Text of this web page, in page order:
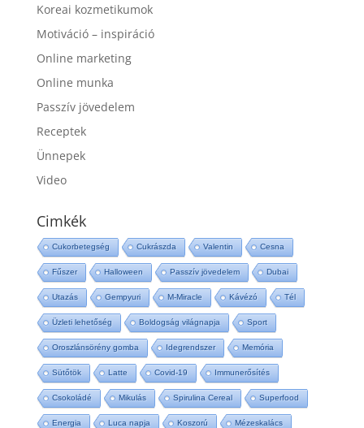
Koreai kozmetikumok
Motiváció – inspiráció
Online marketing
Online munka
Passzív jövedelem
Receptek
Ünnepek
Video
Cimkék
Cukorbetegség Cukrászda Valentin Cesna
Fűszer Halloween Passzív jövedelem Dubai
Utazás Gempyuri M-Miracle Kávézó Tél
Üzleti lehetőség Boldogság világnapja Sport
Oroszlánsörény gomba Idegrendszer Memória
Sütőtök Latte Covid-19 Immunerősítés
Csokoládé Mikulás Spirulina Cereal Superfood
Energia Luca napja Koszorú Mézeskalács